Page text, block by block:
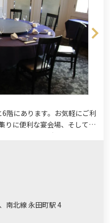
階にあります。お気軽にご利
りに便利な宴会場、そしてグ
室など、さまざまな食空間を
申し上げております。
南北線 永田町駅 4